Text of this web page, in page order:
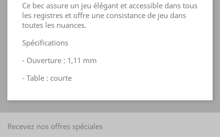
Ce bec assure un jeu élégant et accessible dans tous
les registres et offre une consistance de jeu dans
toutes les nuances.
Spécifications
- Ouverture : 1,11 mm
- Table : courte
Recevez nos offres spéciales